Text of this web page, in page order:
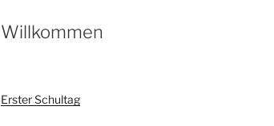
Willkommen
Erster Schultag